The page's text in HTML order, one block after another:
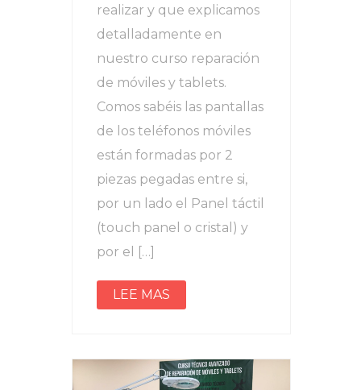
realizar y que explicamos
detalladamente en
nuestro curso reparación
de móviles y tablets.
Comos sabéis las pantallas
de los teléfonos móviles
están formadas por 2
piezas pegadas entre si,
por un lado el Panel táctil
(touch panel o cristal) y
por el […]
LEE MAS